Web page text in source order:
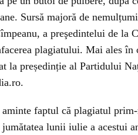
Sursă majoră de
a preşedintelui de la
plagiatului. Mai ales
la președinție al Partidului
faptul că plagiatul
lunii iulie a acestui